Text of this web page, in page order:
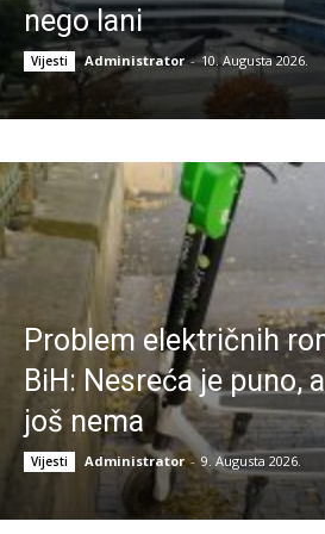
nego lani
Vijesti Administrator - 10. Augusta 2026.
Problem električnih
BiH: Nesreća je puno,
još nema
Vijesti Administrator - 9. Augusta 2026.